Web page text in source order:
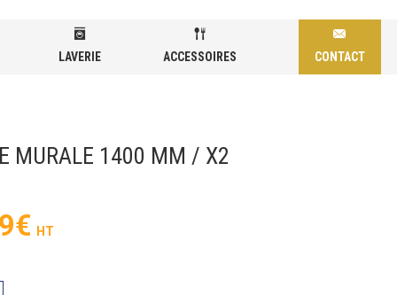
LAVERIE ACCESSOIRES CONTACT
MURALE 1400 MM / X2
€